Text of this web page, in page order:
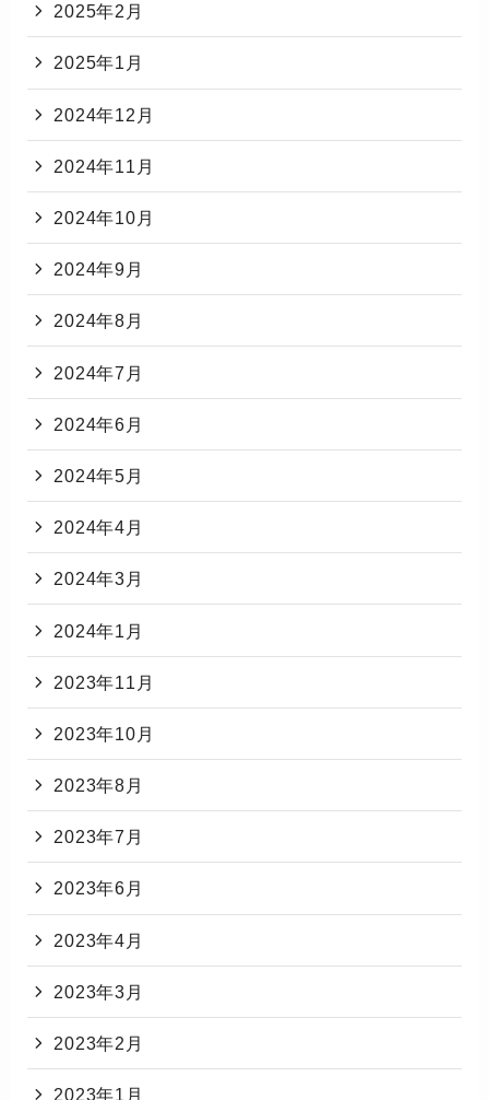
2025年2月
2025年1月
2024年12月
2024年11月
2024年10月
2024年9月
2024年8月
2024年7月
2024年6月
2024年5月
2024年4月
2024年3月
2024年1月
2023年11月
2023年10月
2023年8月
2023年7月
2023年6月
2023年4月
2023年3月
2023年2月
2023年1月